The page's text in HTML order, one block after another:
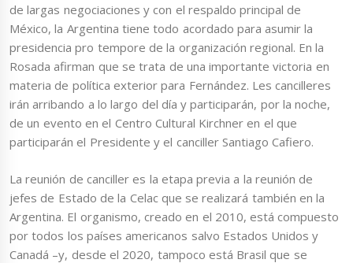
de largas negociaciones y con el respaldo principal de
México, la Argentina tiene todo acordado para asumir la
presidencia pro tempore de la organización regional. En la
Rosada afirman que se trata de una importante victoria en
materia de política exterior para Fernández. Les cancilleres
irán arribando a lo largo del día y participarán, por la noche,
de un evento en el Centro Cultural Kirchner en el que
participarán el Presidente y el canciller Santiago Cafiero.
La reunión de canciller es la etapa previa a la reunión de
jefes de Estado de la Celac que se realizará también en la
Argentina. El organismo, creado en el 2010, está compuesto
por todos los países americanos salvo Estados Unidos y
Canadá –y, desde el 2020, tampoco está Brasil que se